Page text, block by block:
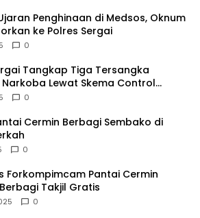
Penghinaan di Medsos, Oknum
ke Polres Sergai
0
Tangkap Tiga Tersangka
Lewat Skema Control
0
Cermin Berbagi Sembako di
0
Forkompimcam Pantai Cermin
Kompak Berbagi Takjil Gratis
0